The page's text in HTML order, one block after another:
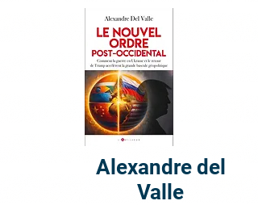
Alexandre del
Valle